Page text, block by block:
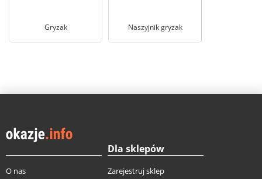
Gryzak Naszyjnik gryzak
O nas
Dla sklepów
Zarejestruj sklep